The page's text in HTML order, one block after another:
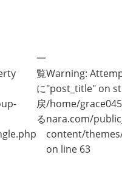
一
覧
に
戻
る
Warning:
"post_title" on
/home/
nara.com/
content/
on line 63